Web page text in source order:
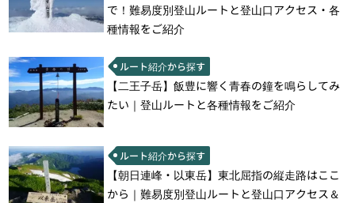
で！難易度別登山ルートと登山口アクセス・各
種情報をご紹介
ルート紹介から探す
【二王子岳】飯豊に響く青春の鐘を鳴らしてみ
たい｜登山ルートと各種情報をご紹介
ルート紹介から探す
【朝日連峰・以東岳】東北屈指の縦走路はここ
から｜難易度別登山ルートと登山口アクセス＆